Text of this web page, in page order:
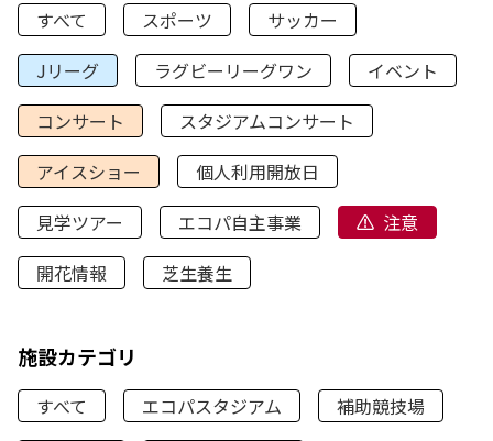
すべて スポーツ
サッカー
Jリーグ
ラグビーリーグワン
イベント
コンサート
スタジアムコンサート
アイスショー
個人利用開放日
見学ツアー
エコパ自主事業
注意
開花情報
芝生養生
施設カテゴリ
すべて エコパスタジアム
補助競技場